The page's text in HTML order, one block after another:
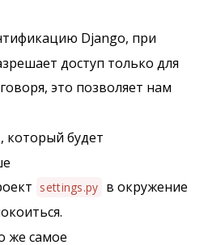
Django, при
доступ только для
это позволяет нам
который будет
settings.py в окружение
же самое